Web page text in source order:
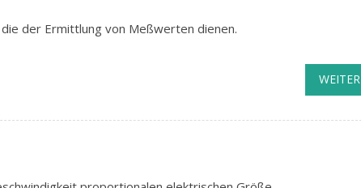
der Ermittlung von Meßwerten dienen.
WEITER